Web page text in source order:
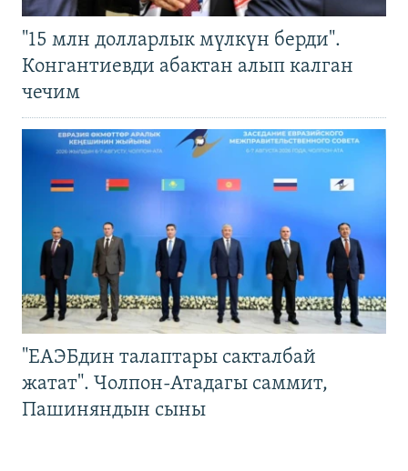
"15 млн долларлык мүлкүн берди".
Конгантиевди абактан алып калган
чечим
"ЕАЭБдин талаптары сакталбай
жатат". Чолпон-Атадагы саммит,
Пашиняндын сыны